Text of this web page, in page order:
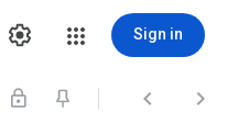
Sign in
  